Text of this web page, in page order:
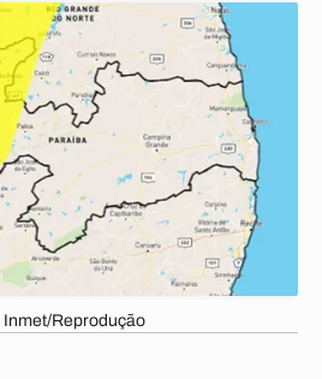
Inmet/Reprodução